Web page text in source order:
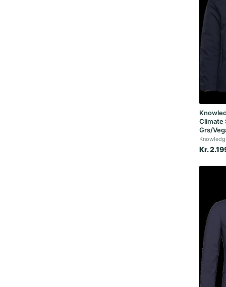
Climate
Grs/
Kr.